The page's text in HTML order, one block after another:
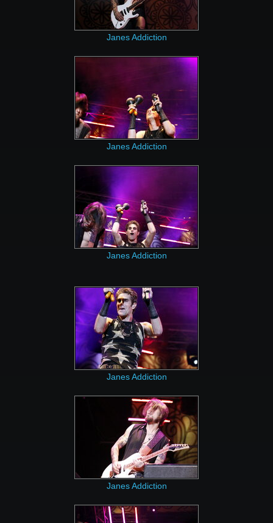
Janes Addiction
Janes Addiction
Janes Addiction
Janes Addiction
Janes Addiction